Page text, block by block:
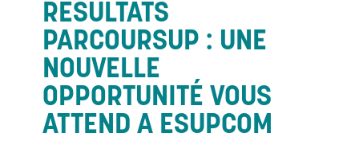
RÉSULTATS
PARCOURSUP : UNE
NOUVELLE
OPPORTUNITÉ VOUS
ATTEND A ESUPCOM